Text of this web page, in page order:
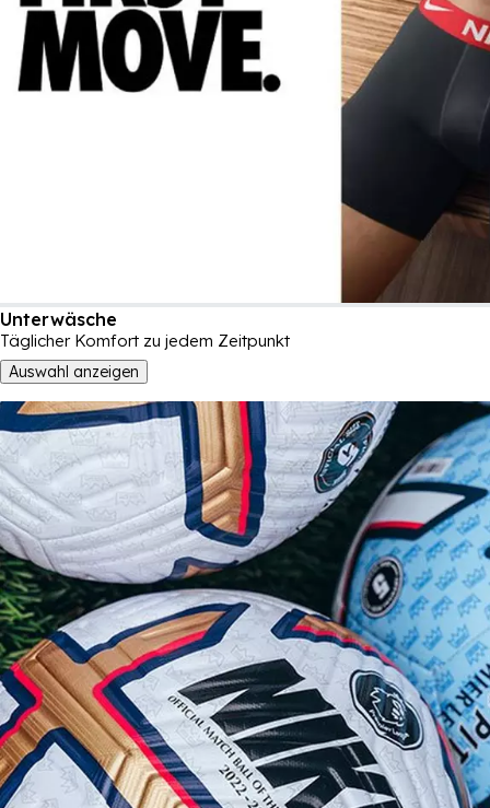
Unterwäsche
Täglicher Komfort zu jedem Zeitpunkt
Auswahl anzeigen